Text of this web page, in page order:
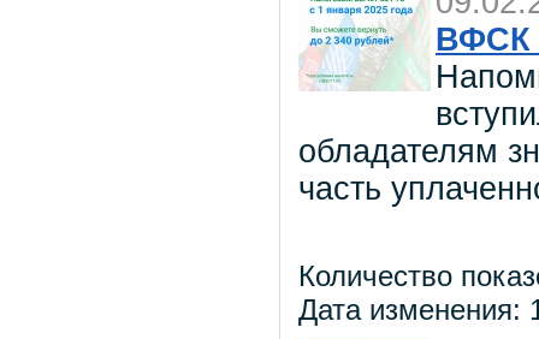
ВФСК
обладателям
часть
Количество
Дата изменения: